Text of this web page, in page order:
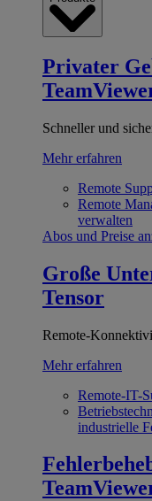
Privater
Schneller und
Mehr erfahren
Remote
Remote
verwalten
Abos und Preise
Große
Tensor
Remote-
Mehr erfahren
Remote-IT-
industrielle